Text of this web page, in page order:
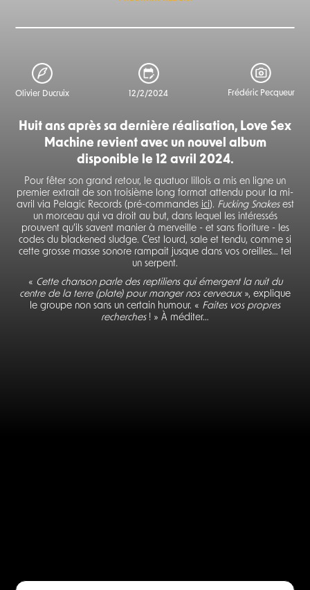
Olivier Ducruix 12/2/2024 Frédéric Pecqueur
Huit ans après sa dernière réalisation, Love Sex
Machine revient avec un nouvel album
disponible le 12 avril 2024.
Pour fêter son grand retour, le quatuor lillois a mis en ligne un
premier extrait de son troisième long format attendu pour la mi-
avril via Pelagic Records (pré-commandes ici). Fucking Snakesest
un morceau qui va droit au but, dans lequel les intéressés
prouvent qu’ils savent manier à merveille - et sans fioriture - les
codes du blackened sludge. C’est lourd, sale et tendu, comme si
cette grosse masse sonore rampait jusque dans vos oreilles… tel
un serpent.
« Cette chanson parle des reptiliens qui émergent la nuit du
centre de la terre (plate) pour manger nos cerveaux», explique
le groupe non sans un certain humour. « Faites vos propres
recherches! » À méditer…